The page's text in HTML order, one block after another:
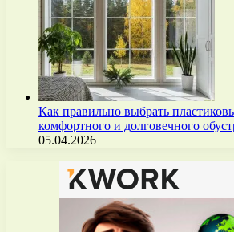
Как правильно выбрать
комфортного и долговечного
05.04.2026